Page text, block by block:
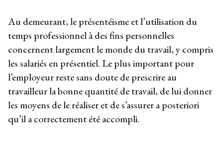
Au demeurant, le présentéisme et l’utilisation du
temps professionnel à des fins personnelles
concernent largement le monde du travail, y compris
les salariés en présentiel. Le plus important pour
l’employeur reste sans doute de prescrire au
travailleur la bonne quantité de travail, de lui donner
les moyens de le réaliser et de s’assurer a posteriori
qu’il a correctement été accompli.